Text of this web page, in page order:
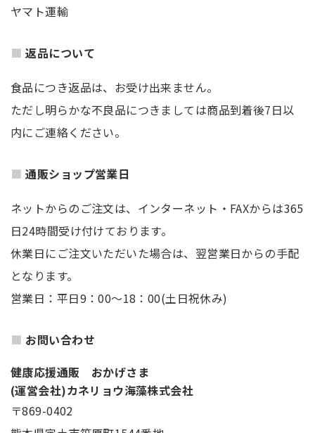
ヤマト運輸
返品について
食品につき返品は、お受け出来ません。
ただし明らかな不良品につきましては商品到着後7日以
内にご連絡ください。
通販ショップ営業日
ネットからのご注文は、インターネット・FAXからは365
日24時間受け付けております。
休業日にご注文いただいた場合は、翌営業日からの手配
となります。
営業日：平日9：00～18：00(土日祝休み)
お問い合わせ
健康応援通販 おかげさま
(運営会社)カネリョウ海藻株式会社
〒869-0402